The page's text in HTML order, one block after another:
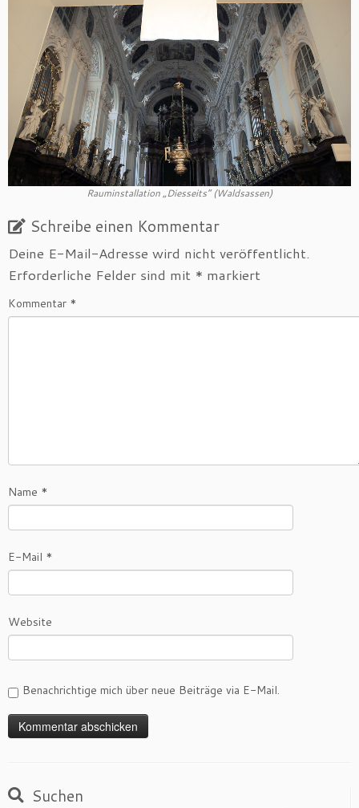
Rauminstallation „Diesseits“ (Waldsassen)
Schreibe einen Kommentar
Deine E-Mail-Adresse wird nicht veröffentlicht.
Erforderliche Felder sind mit * markiert
Kommentar *
Name *
E-Mail *
Website
Benachrichtige mich über neue Beiträge via E-Mail.
Suchen